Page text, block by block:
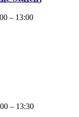
– 13:00
– 13:30